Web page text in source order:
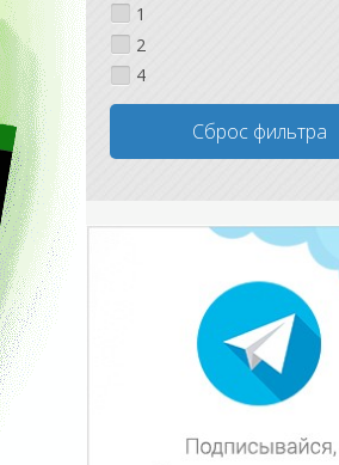
1
2
4
Сброс фильтра